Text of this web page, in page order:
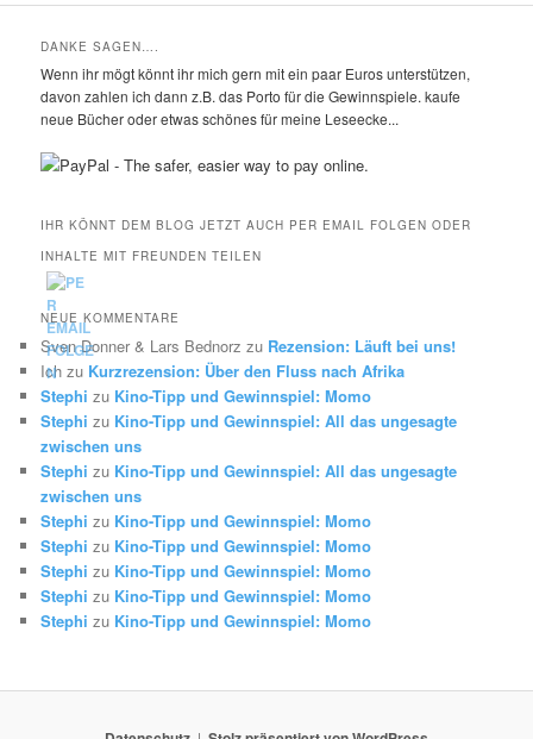
DANKE SAGEN….
Wenn ihr mögt könnt ihr mich gern mit ein paar Euros unterstützen,
davon zahlen ich dann z.B. das Porto für die Gewinnspiele. kaufe
neue Bücher oder etwas schönes für meine Leseecke...
IHR KÖNNT DEM BLOG JETZT AUCH PER EMAIL FOLGEN ODER
INHALTE MIT FREUNDEN TEILEN
NEUE KOMMENTARE
Sven Donner & Lars Bednorz zu Rezension: Läuft bei uns!
Ich zu Kurzrezension: Über den Fluss nach Afrika
Stephi zu Kino-Tipp und Gewinnspiel: Momo
Stephi zu Kino-Tipp und Gewinnspiel: All das ungesagte
zwischen uns
Stephi zu Kino-Tipp und Gewinnspiel: All das ungesagte
zwischen uns
Stephi zu Kino-Tipp und Gewinnspiel: Momo
Stephi zu Kino-Tipp und Gewinnspiel: Momo
Stephi zu Kino-Tipp und Gewinnspiel: Momo
Stephi zu Kino-Tipp und Gewinnspiel: Momo
Stephi zu Kino-Tipp und Gewinnspiel: Momo